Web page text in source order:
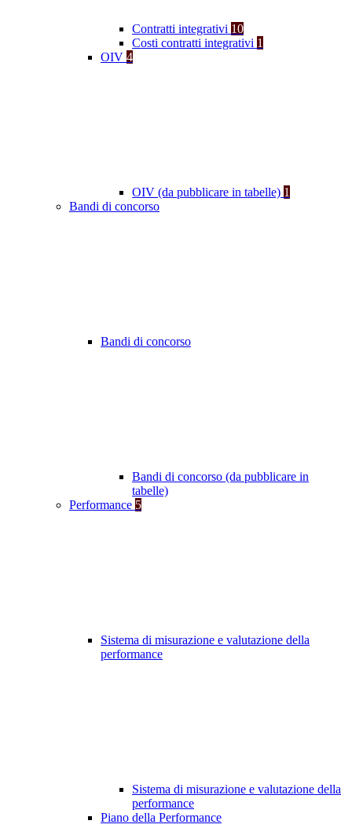
Contratti integrativi 10
Costi contratti integrativi 1
OIV 4
OIV (da pubblicare in tabelle) 1
Bandi di concorso
Bandi di concorso
Bandi di concorso (da pubblicare in
tabelle)
Performance 5
Sistema di misurazione e valutazione della
performance
Sistema di misurazione e valutazione della
performance
Piano della Performance